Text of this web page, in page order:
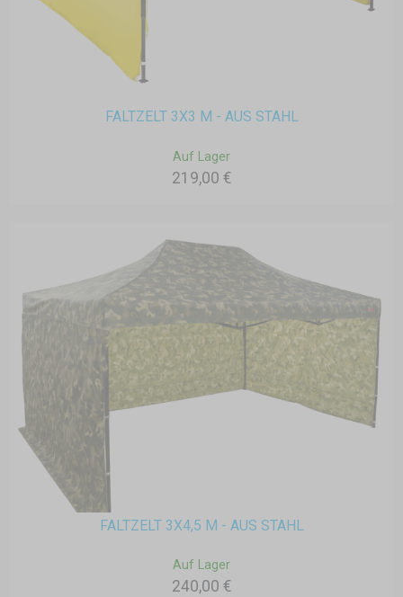
FALTZELT 3X3 M - AUS STAHL
Auf Lager
219,00 €
FALTZELT 3X4,5 M - AUS STAHL
Auf Lager
240,00 €